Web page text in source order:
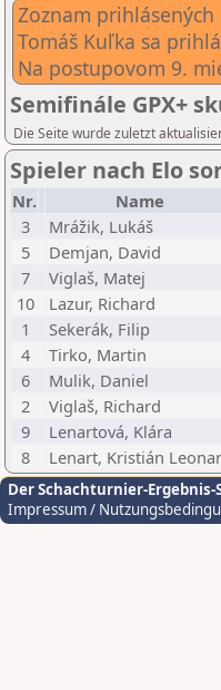
Zoznam
Tomáš Kuľka sa
Na postupovom 9.
Semifinále GPX+
Die Seite wurde zuletzt
Spieler nach Elo
Nr. Name
3
Mrážik, Lukáš
5
Demjan, David
7
Viglaš, Matej
10
Lazur, Richard
1
Sekerák, Filip
4
Tirko, Martin
6
Mulik, Daniel
2
Viglaš, Richard
9
Lenartová, Klára
8
Lenart, Kristián
Der Schachturnier-Ergebnis-
Impressum /